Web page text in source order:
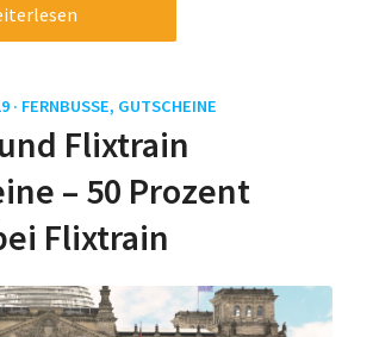
· FERNBUSSE, GUTSCHEINE
Flixtrain
– 50 Prozent
Flixtrain